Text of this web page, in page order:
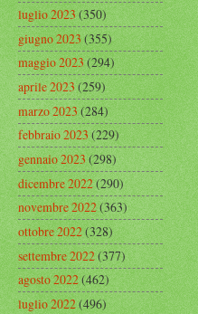
luglio 2023(350)
giugno 2023(355)
maggio 2023(294)
aprile 2023(259)
marzo 2023(284)
febbraio 2023(229)
gennaio 2023(298)
dicembre 2022(290)
novembre 2022(363)
ottobre 2022(328)
settembre 2022(377)
agosto 2022(462)
luglio 2022(496)